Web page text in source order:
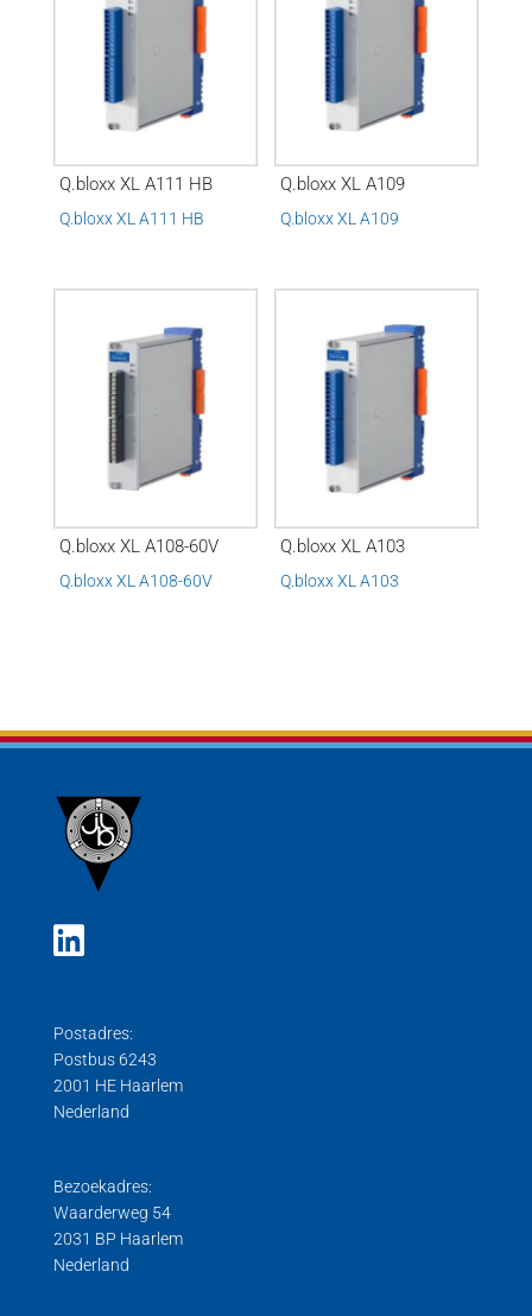
Q.bloxx XL A111 HB
Q.bloxx XL A111 HB
Q.bloxx XL A109
Q.bloxx XL A109
Q.bloxx XL A108-60V
Q.bloxx XL A108-60V
Q.bloxx XL A103
Q.bloxx XL A103
Postadres:
Postbus 6243
2001 HE Haarlem
Nederland
Bezoekadres:
Waarderweg 54
2031 BP Haarlem
Nederland